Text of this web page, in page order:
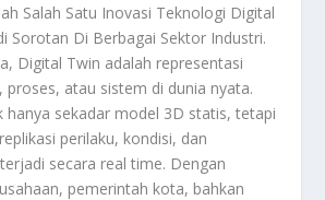
Salah Satu Inovasi Teknologi Digital
Sorotan Di Berbagai Sektor Industri.
Digital Twin adalah representasi
proses, atau sistem di dunia nyata.
hanya sekadar model 3D statis, tetapi
perilaku, kondisi, dan
secara real time. Dengan
pemerintah kota, bahkan